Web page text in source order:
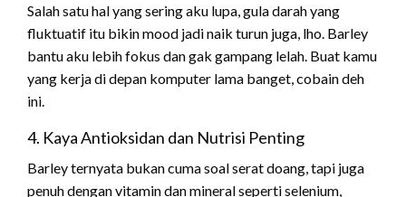
Salah satu hal yang sering aku lupa, gula darah yang
fluktuatif itu bikin mood jadi naik turun juga, lho. Barley
bantu aku lebih fokus dan gak gampang lelah. Buat kamu
yang kerja di depan komputer lama banget, cobain deh
ini.
4. Kaya Antioksidan dan Nutrisi Penting
Barley ternyata bukan cuma soal serat doang, tapi juga
penuh dengan vitamin dan mineral seperti selenium,